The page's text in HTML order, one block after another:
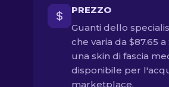
PREZZO
Guanti dello
che varia da $87.65
una skin di fascia
disponibile per
marketplace.